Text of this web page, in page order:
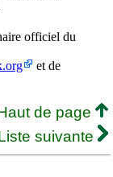
officiel du
et de
de page
suivante